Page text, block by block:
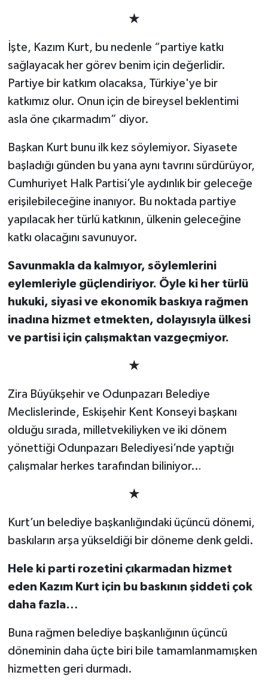
★
İşte, Kazım Kurt, bu nedenle “partiye katkı
sağlayacak her görev benim için değerlidir.
Partiye bir katkım olacaksa, Türkiye'ye bir
katkımız olur. Onun için de bireysel beklentimi
asla öne çıkarmadım” diyor.
Başkan Kurt bunu ilk kez söylemiyor. Siyasete
başladığı günden bu yana aynı tavrını sürdürüyor,
Cumhuriyet Halk Partisi’yle aydınlık bir geleceğe
erişilebileceğine inanıyor. Bu noktada partiye
yapılacak her türlü katkının, ülkenin geleceğine
katkı olacağını savunuyor.
Savunmakla da kalmıyor, söylemlerini
eylemleriyle güçlendiriyor. Öyle ki her türlü
hukuki, siyasi ve ekonomik baskıya rağmen
inadına hizmet etmekten, dolayısıyla ülkesi
ve partisi için çalışmaktan vazgeçmiyor.
★
Zira Büyükşehir ve Odunpazarı Belediye
Meclislerinde, Eskişehir Kent Konseyi başkanı
olduğu sırada, milletvekiliyken ve iki dönem
yönettiği Odunpazarı Belediyesi’nde yaptığı
çalışmalar herkes tarafından biliniyor…
★
Kurt’un belediye başkanlığındaki üçüncü dönemi,
baskıların arşa yükseldiği bir döneme denk geldi.
Hele ki parti rozetini çıkarmadan hizmet
eden Kazım Kurt için bu baskının şiddeti çok
daha fazla…
Buna rağmen belediye başkanlığının üçüncü
döneminin daha üçte biri bile tamamlanmamışken
hizmetten geri durmadı.